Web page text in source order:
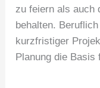
zu feiern als auch
behalten.
kurzfristiger
Planung die Basis